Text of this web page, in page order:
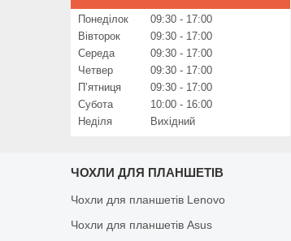
Понеділок 09:30
17:00
Вівторок
09:30
17:00
Середа
09:30
17:00
Четвер
09:30
17:00
Пʼятниця
09:30
17:00
Субота
10:00
16:00
Неділя
Вихідний
ЧОХЛИ ДЛЯ ПЛАНШЕТІВ
Чохли для планшетів Lenovo
Чохли для планшетів Asus